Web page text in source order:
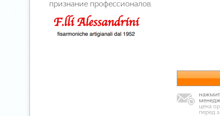
признание профессионалов.
цена
перед